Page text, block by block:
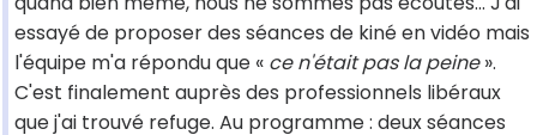
essayé de proposer des séances de kiné en vidéo mais
l'équipe m'a répondu que « ce n'était pas la peine».
C'est finalement auprès des professionnels libéraux
que j'ai trouvé refuge. Au programme : deux séances